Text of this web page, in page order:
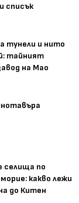
списък
тунели и нито
тайният
на Мао
селища по
какво лежи
до Китен